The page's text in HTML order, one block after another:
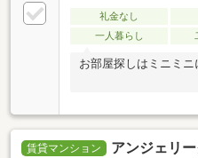
礼金なし
一人暮らし
お部屋探しはミニミニ
賃貸マンション アンジェリー